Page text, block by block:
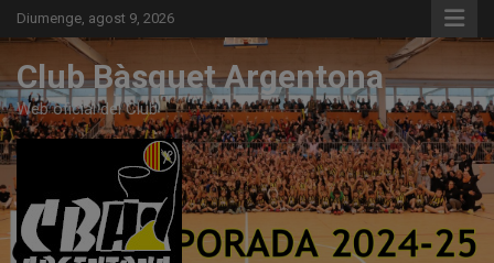
Skip
to
Diumenge, agost 9, 2026
Club Bàsquet Argentona
Web oficial del Club